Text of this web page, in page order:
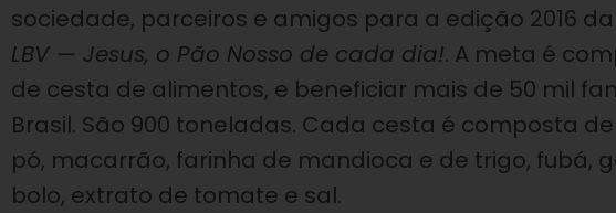
sociedade, parceiros e amigos para a edição 2016
LBV — Jesus, o Pão Nosso de cada dia!. A meta é
de cesta de alimentos, e beneficiar mais de 50 mil
Brasil. São 900 toneladas. Cada cesta é composta
pó, macarrão, farinha de mandioca e de trigo, fubá,
bolo, extrato de tomate e sal.